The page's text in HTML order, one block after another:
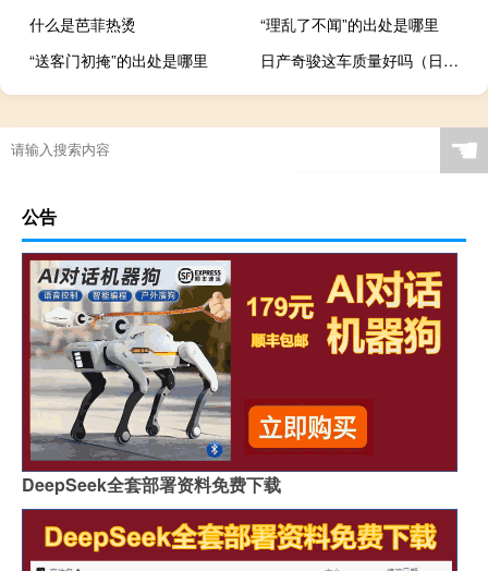
什么是芭菲热烫
“理乱了不闻”的出处是哪里
“送客门初掩”的出处是哪里
日产奇骏这车质量好吗（日产奇骏这车怎么样）
☚
公告
DeepSeek全套部署资料免费下载